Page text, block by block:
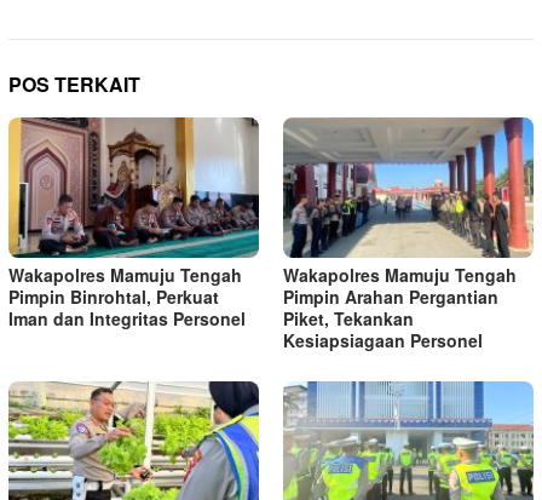
POS TERKAIT
Wakapolres Mamuju Tengah
Pimpin Binrohtal, Perkuat
Iman dan Integritas Personel
Wakapolres Mamuju Tengah
Pimpin Arahan Pergantian
Piket, Tekankan
Kesiapsiagaan Personel